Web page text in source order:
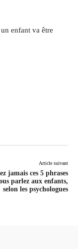
enfant va être
Article suivant
jamais ces 5 phrases
parlez aux enfants,
selon les psychologues